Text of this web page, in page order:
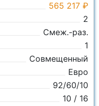
565 217 ₽
2
Смеж.-раз.
1
Совмещенный
Евро
92/60/10
10 / 16